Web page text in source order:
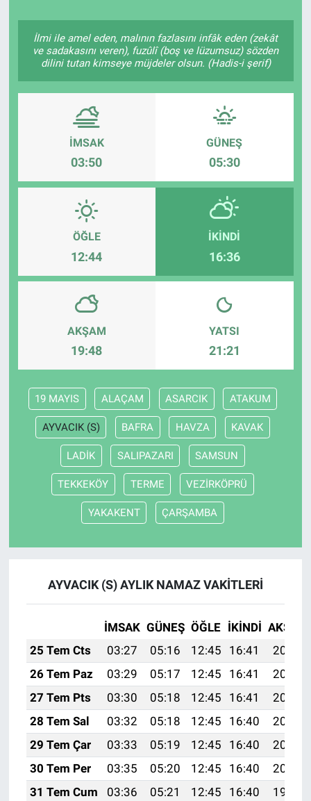
İlmi ile amel eden, malının fazlasını infâk eden (zekât
ve sadakasını veren), fuzûlî (boş ve lüzumsuz) sözden
dilini tutan kimseye müjdeler olsun. (Hadis-i şerif)
İMSAK
03:50
GÜNEŞ
05:30
ÖĞLE
12:44
İKINDI
16:36
AKŞAM
19:48
YATSI
21:21
19 MAYIS ALAÇAM ASARCIK ATAKUM
AYVACIK (S) BAFRA HAVZA KAVAK
LADİK SALIPAZARI SAMSUN
TEKKEKÖY TERME VEZİRKÖPRÜ
YAKAKENT ÇARŞAMBA
AYVACIK (S) AYLIK NAMAZ VAKITLERI
İMSAK GÜNEŞ ÖĞLE İKINDI AKŞAM
25 Tem Cts
03:27 05:16 12:45 16:41
20:05
26 Tem Paz
03:29 05:17 12:45 16:41
20:04
27 Tem Pts
03:30 05:18 12:45 16:41
20:03
28 Tem Sal
03:32 05:18 12:45 16:40
20:02
29 Tem Çar
03:33 05:19 12:45 16:40
20:01
30 Tem Per
03:35 05:20 12:45 16:40
20:00
31 Tem Cum
03:36 05:21 12:45 16:40
19:59
Bilecik
Kütahya
Genel
Magazin
Bilim ve Teknoloji